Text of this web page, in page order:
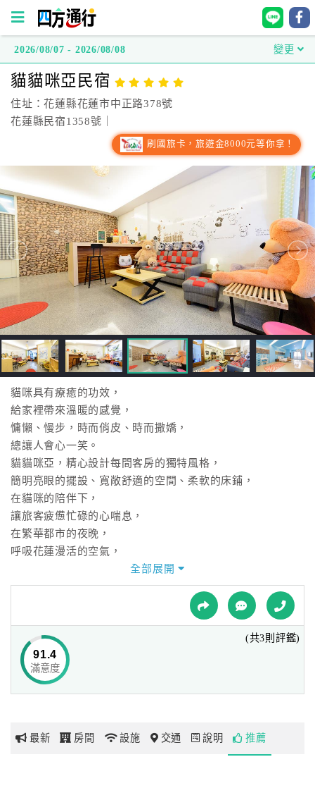
方
通
行
台
灣
訂
房
直
接
跟
飯
店
訂
房
HOT
特
色
民
宿
球
網
玩
2026/08/07 - 2026/08/08 變更
貓貓咪亞民宿
住址：花蓮縣花蓮市中正路378號
花蓮縣民宿1358號｜
刷國旅卡，旅遊金8000元等你拿！
貓咪具有療癒的功效，
給家裡帶來溫暖的感覺，
慵懶、慢步，時而俏皮、時而撒嬌，
總讓人會心一笑。
貓貓咪亞，精心設計每間客房的獨特風格，
簡明亮眼的擺設、寬敞舒適的空間、柔軟的床鋪，
在貓咪的陪伴下，
讓旅客疲憊忙碌的心喘息，
在繁華都市的夜晚，
呼吸花蓮漫活的空氣，
漫步花蓮，享受悠閒的度假風格。
舊鐵道徒步區，
享受花蓮最在地的美食，
液香扁食、美琪烤玉米、公正街包子…知名老店，
都是來到花蓮絕對不能錯過的。
全部展開
91.4
滿意度
(共3則評鑑)
最新 房間 設施 交通 說明 推薦